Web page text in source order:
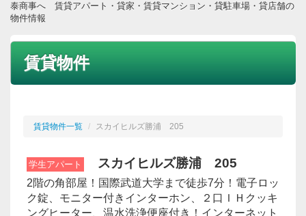
泰商事へ 賃貸アパート・貸家・賃貸マンション・貸駐車場・貸店舗の
物件情報
賃貸物件